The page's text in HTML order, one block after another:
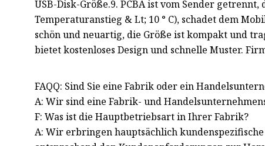
USB-Disk-Größe.9. PCBA ist vom Sender
Temperaturanstieg & Lt; 10 ° C), schadet dem
schön und neuartig, die Größe ist kompakt und
bietet kostenloses Design und schnelle Muster.
FAQQ: Sind Sie eine Fabrik oder ein
A: Wir sind eine Fabrik- und
F: Was ist die Hauptbetriebsart in Ihrer Fabrik?
A: Wir erbringen hauptsächlich